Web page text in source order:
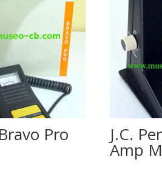
Pro J.C.
Amp